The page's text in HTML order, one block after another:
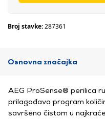
Broj stavke:287361
Osnovna značajka
AEG ProSense® perilica
prilagođava program
savršeno čistom u